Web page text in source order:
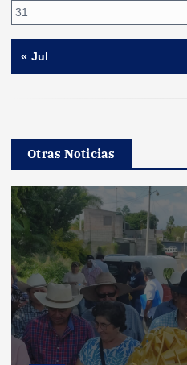
31
« Jul
Otras Noticias